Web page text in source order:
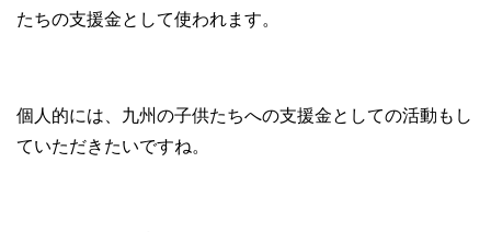
たちの支援金として使われます。
個人的には、九州の子供たちへの支援金としての活動もし
ていただきたいですね。